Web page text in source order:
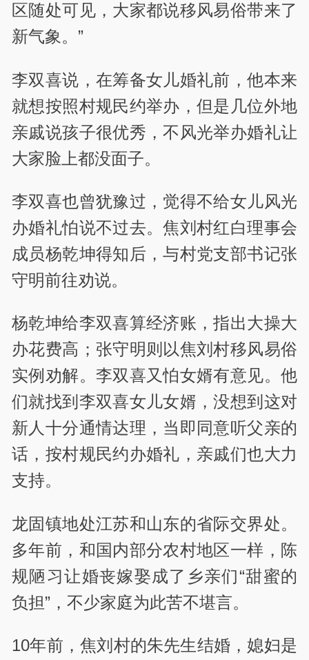
区随处可见，大家都说移风易俗带来了
新气象。”
李双喜说，在筹备女儿婚礼前，他本来
就想按照村规民约举办，但是几位外地
亲戚说孩子很优秀，不风光举办婚礼让
大家脸上都没面子。
李双喜也曾犹豫过，觉得不给女儿风光
办婚礼怕说不过去。焦刘村红白理事会
成员杨乾坤得知后，与村党支部书记张
守明前往劝说。
杨乾坤给李双喜算经济账，指出大操大
办花费高；张守明则以焦刘村移风易俗
实例劝解。李双喜又怕女婿有意见。他
们就找到李双喜女儿女婿，没想到这对
新人十分通情达理，当即同意听父亲的
话，按村规民约办婚礼，亲戚们也大力
支持。
龙固镇地处江苏和山东的省际交界处。
多年前，和国内部分农村地区一样，陈
规陋习让婚丧嫁娶成了乡亲们“甜蜜的
负担”，不少家庭为此苦不堪言。
10年前，焦刘村的朱先生结婚，媳妇是